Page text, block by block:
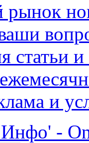
рынок
статьи
и
-